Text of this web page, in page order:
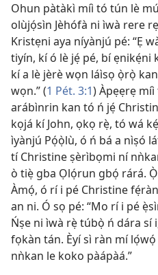
Ohun pàtàkì míì tó tún lè
olùjọ́sìn Jèhófà ni ìwà rere
Kristẹni aya níyànjú pé: “Ẹ
tiyín, kí ó lè jẹ́ pé, bí ẹnikẹ́ni
kí a lè jèrè wọn láìsọ ọ̀rọ̀
wọn.” (1 Pét. 3:1) Àpẹẹrẹ
arábìnrin kan tó ń jẹ́
kọjá kí John, ọkọ rẹ̀, tó wá
ìyànjú Pọ́ọ̀lù, ó ń bá a nìṣó
tí Christine ṣèrìbọmi ní
ò tiẹ̀ gba Ọlọ́run gbọ́ rárá.
Àmọ́, ó rí i pé Christine
an ni. Ó sọ pé: “Mo rí i pé
Ńṣe ni ìwà rẹ̀ túbọ̀ ń dára sí
fọkàn tán. Èyí sì ràn mí
nǹkan le koko pàápàá.”